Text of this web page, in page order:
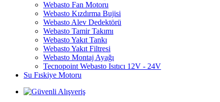
Webasto Fan Motoru
Webasto Kızdırma Bujisi
Webasto Alev Dedektörü
Webasto Tamir Takımı
Webasto Yakıt Tankı
Webasto Yakıt Filtresi
Webasto Montaj Ayağı
Tecnopoint Webasto Isıtıcı 12V - 24V
Su Fıskiye Motoru